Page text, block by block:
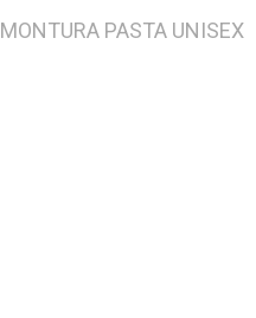
MONTURA PASTA UNISEX